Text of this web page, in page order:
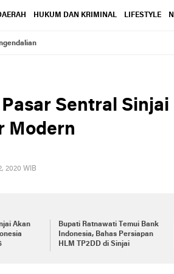
HUKUM DAN KRIMINAL LIFESTYLE
Sentral
Modern
2020 WIB
Akan
Bupati Ratnawati Temui Bank
Indonesia, Bahas Persiapan
HLM TP2DD di Sinjai